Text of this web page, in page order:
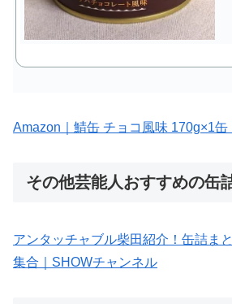
Amazon｜鯖缶 チョコ風味 170g×1缶
その他芸能人おすすめの缶
アンタッチャブル柴田紹介！缶詰ま
集合｜SHOWチャンネル